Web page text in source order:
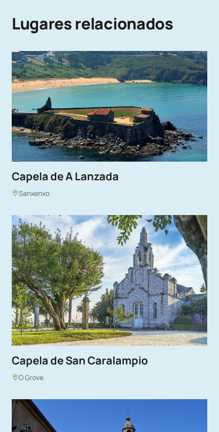
Lugares relacionados
Capela de A Lanzada
Sanxenxo
Capela de San Caralampio
O Grove